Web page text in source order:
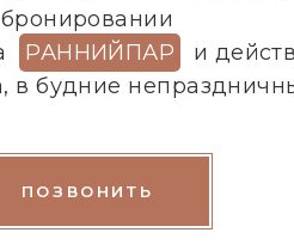
бронировании
РАННИЙПАР
и
в будние
ПОЗВОНИТЬ